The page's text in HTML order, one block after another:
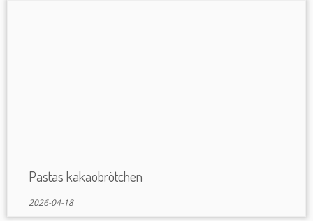
Pastas kakaobrötchen
2026-04-18